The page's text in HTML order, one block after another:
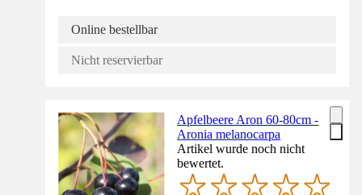
Online bestellbar
Nicht reservierbar
Apfelbeere Aron 60-80cm -
Aronia melanocarpa
Artikel wurde noch nicht
bewertet.